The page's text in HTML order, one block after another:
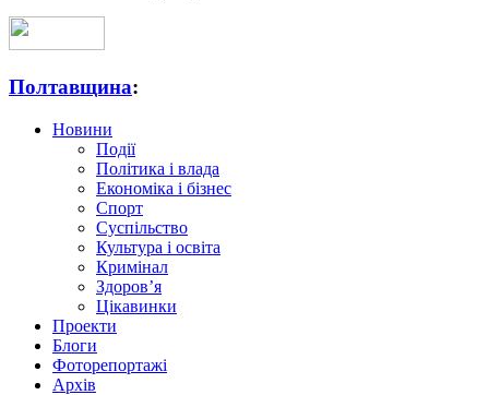
Полтавщина:
Новини
Події
Політика і влада
Економіка і бізнес
Спорт
Суспільство
Культура і освіта
Кримінал
Здоров’я
Цікавинки
Проекти
Блоги
Фоторепортажі
Архів